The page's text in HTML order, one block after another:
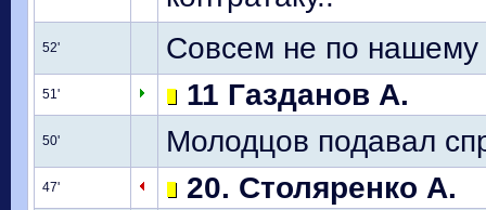
52' Совсем не по нашему
51' 11 Газданов А.
50' Молодцов подавал
47' 20. Столяренко А.